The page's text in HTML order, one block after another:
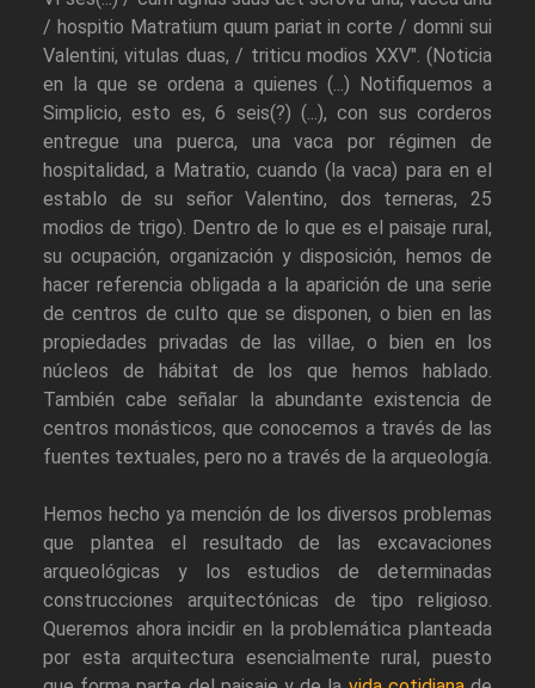
/ hospitio Matratium quum pariat in corte / domni sui
Valentini, vitulas duas, / triticu modios XXV". (Noticia
en la que se ordena a quienes (...) Notifiquemos a
Simplicio, esto es, 6 seis(?) (...), con sus corderos
entregue una puerca, una vaca por régimen de
hospitalidad, a Matratio, cuando (la vaca) para en el
establo de su señor Valentino, dos terneras, 25
modios de trigo). Dentro de lo que es el paisaje rural,
su ocupación, organización y disposición, hemos de
hacer referencia obligada a la aparición de una serie
de centros de culto que se disponen, o bien en las
propiedades privadas de las villae, o bien en los
núcleos de hábitat de los que hemos hablado.
También cabe señalar la abundante existencia de
centros monásticos, que conocemos a través de las
fuentes textuales, pero no a través de la arqueología.
Hemos hecho ya mención de los diversos problemas
que plantea el resultado de las excavaciones
arqueológicas y los estudios de determinadas
construcciones arquitectónicas de tipo religioso.
Queremos ahora incidir en la problemática planteada
por esta arquitectura esencialmente rural, puesto